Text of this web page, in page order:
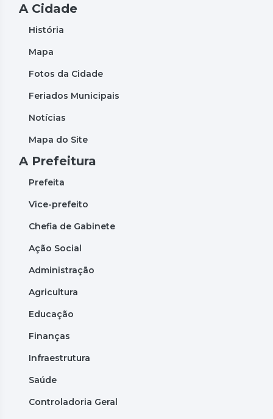
A Cidade
História
Mapa
Fotos da Cidade
Feriados Municipais
Notícias
Mapa do Site
A Prefeitura
Prefeita
Vice-prefeito
Chefia de Gabinete
Ação Social
Administração
Agricultura
Educação
Finanças
Infraestrutura
Saúde
Controladoria Geral